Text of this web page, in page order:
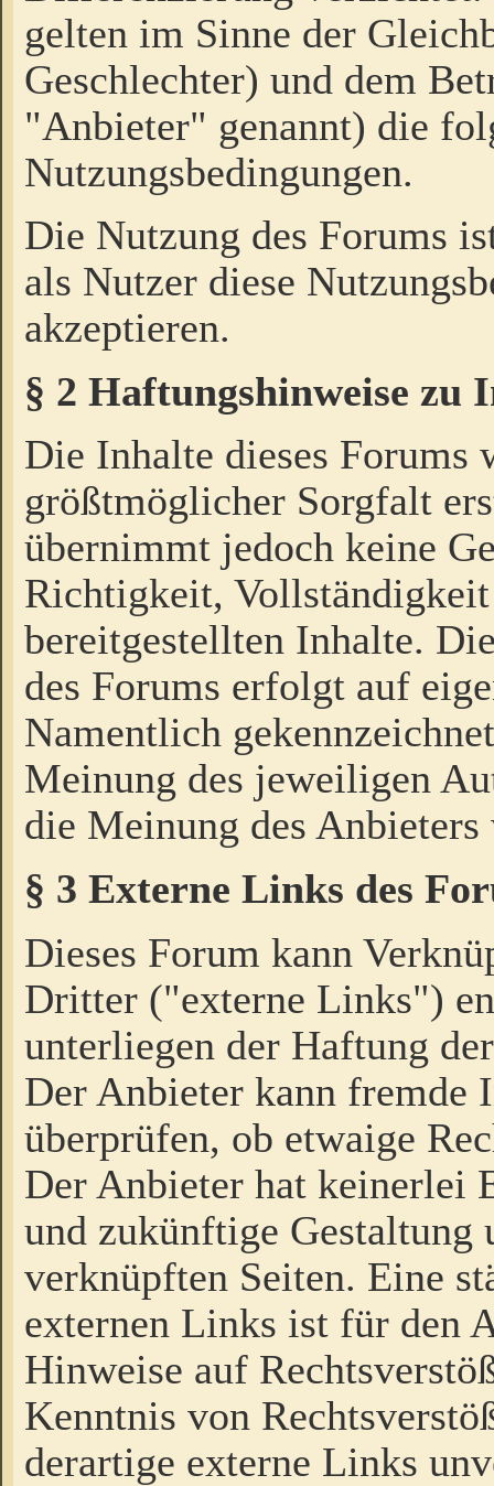
gelten im Sinne der
Geschlechter) und dem
"Anbieter" genannt) die
Nutzungsbedingungen.
Die Nutzung des Forums
als Nutzer diese
akzeptieren.
§ 2 Haftungshinweise zu
Die Inhalte dieses Forums
größtmöglicher Sorgfalt
übernimmt jedoch keine
Richtigkeit,
bereitgestellten Inhalte.
des Forums erfolgt auf
Namentlich
Meinung des jeweiligen
die Meinung des Anbieters
§ 3 Externe Links des
Dieses Forum kann
Dritter ("externe Links")
unterliegen der Haftung
Der Anbieter kann fremde
überprüfen, ob etwaige
Der Anbieter hat keinerlei
und zukünftige Gestaltung
verknüpften Seiten. Eine
externen Links ist für den
Hinweise auf
Kenntnis von
derartige externe Links